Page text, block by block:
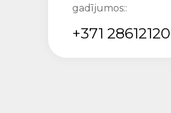
gadījumos::
+371 28612120